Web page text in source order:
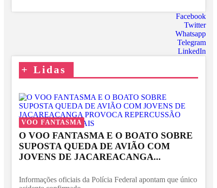
Facebook
Twitter
Whatsapp
Telegram
LinkedIn
+ Lidas
VOO FANTASMA
O VOO FANTASMA E O BOATO SOBRE
SUPOSTA QUEDA DE AVIÃO COM
JOVENS DE JACAREACANGA...
Informações oficiais da Polícia Federal apontam que único